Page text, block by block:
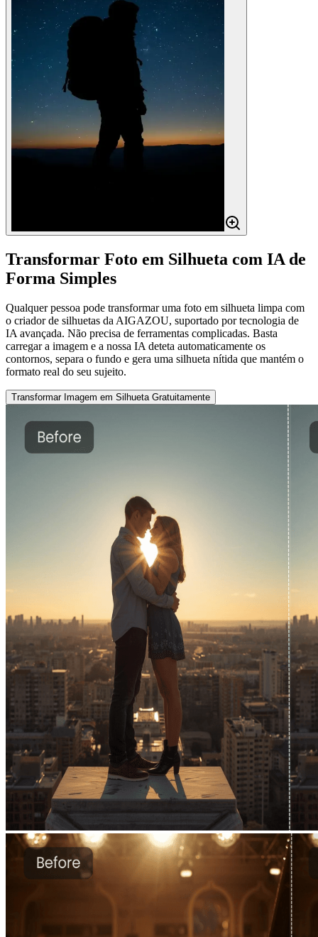
Transformar Foto em Silhueta com IA de
Forma Simples
Qualquer pessoa pode transformar uma foto em silhueta limpa com
o criador de silhuetas da AIGAZOU, suportado por tecnologia de
IA avançada. Não precisa de ferramentas complicadas. Basta
carregar a imagem e a nossa IA deteta automaticamente os
contornos, separa o fundo e gera uma silhueta nítida que mantém o
formato real do seu sujeito.
Transformar Imagem em Silhueta Gratuitamente